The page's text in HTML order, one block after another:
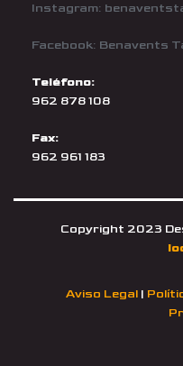
Instagram:
Facebook: Benavents
Teléfono:
962 878 108
Fax:
962 961 183
Copyright 2023
Aviso Legal |